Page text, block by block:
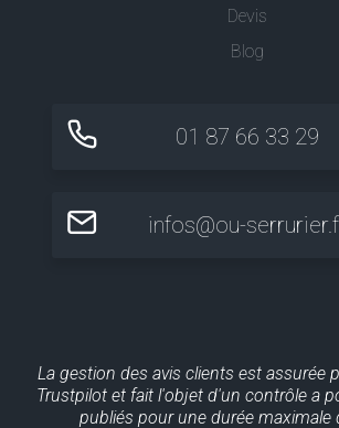
Devis
Blog
01 87 66 33 29
infos@ou-
La gestion des avis clients est assurée
Trustpilot et fait l'objet d'un contrôle a
publiés pour une durée maximale